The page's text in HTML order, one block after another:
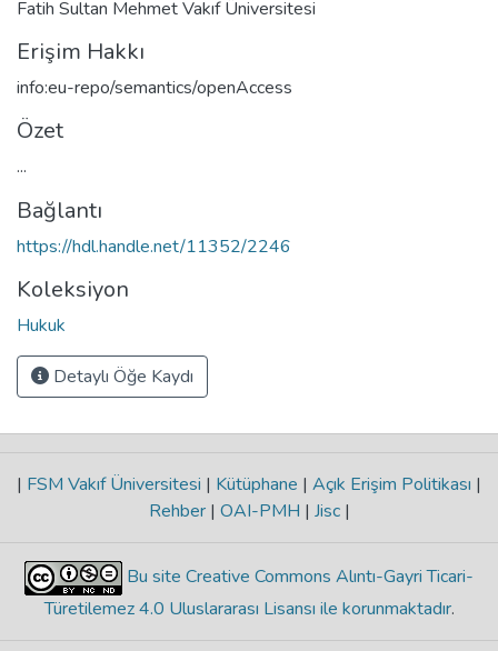
Fatih Sultan Mehmet Vakıf Üniversitesi
Erişim Hakkı
info:eu-repo/semantics/openAccess
Özet
...
Bağlantı
https://hdl.handle.net/11352/2246
Koleksiyon
Hukuk
Detaylı Öğe Kaydı
| FSM Vakıf Üniversitesi | Kütüphane | Açık Erişim Politikası |
Rehber | OAI-PMH | Jisc |
Bu site Creative Commons Alıntı-Gayri Ticari-
Türetilemez 4.0 Uluslararası Lisansı ile korunmaktadır.